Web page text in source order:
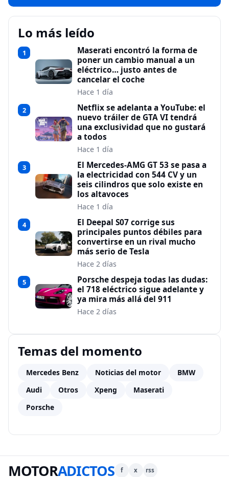
Lo más leído
1
Maserati encontró la forma de
poner un cambio manual a un
eléctrico… justo antes de
cancelar el coche
Hace 1 día
2
Netflix se adelanta a YouTube: el
nuevo tráiler de GTA VI tendrá
una exclusividad que no gustará
a todos
Hace 1 día
3
El Mercedes-AMG GT 53 se pasa a
la electricidad con 544 CV y un
seis cilindros que solo existe en
los altavoces
Hace 1 día
4
El Deepal S07 corrige sus
principales puntos débiles para
convertirse en un rival mucho
más serio de Tesla
Hace 2 días
5
Porsche despeja todas las dudas:
el 718 eléctrico sigue adelante y
ya mira más allá del 911
Hace 2 días
Temas del momento
Mercedes Benz Noticias del motor
BMW
Audi
Otros Xpeng
Maserati
Porsche
MOTORADICTOS f x rss